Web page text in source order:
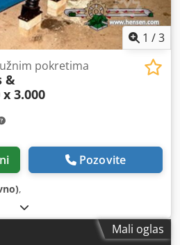
1 /3
pokretima
&
x 3.000
Pozovite
,
Mali oglas